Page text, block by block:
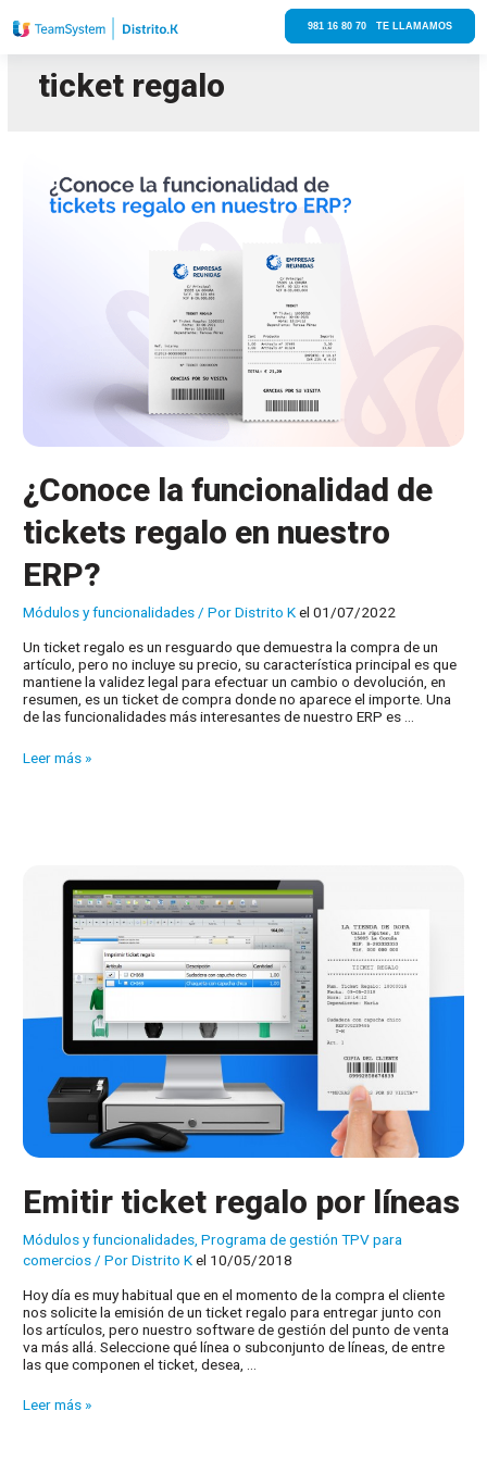
981 16 80 70 TE LLAMAMOS
ticket regalo
¿Conoce la funcionalidad de
tickets regalo en nuestro
ERP?
Módulos y funcionalidades / PorDistrito Kel 01/07/2022
Un ticket regalo es un resguardo que demuestra la compra de un
artículo, pero no incluye su precio, su característica principal es que
mantiene la validez legal para efectuar un cambio o devolución, en
resumen, es un ticket de compra donde no aparece el importe. Una
de las funcionalidades más interesantes de nuestro ERP es …
¿Conoce
nuestro
Leer más »
Emitir ticket regalo por líneas
Módulos y funcionalidades ,Programa de gestión TPV para
comercios / PorDistrito Kel 10/05/2018
Hoy día es muy habitual que en el momento de la compra el cliente
nos solicite la emisión de un ticket regalo para entregar junto con
los artículos, pero nuestro software de gestión del punto de venta
va más allá. Seleccione qué línea o subconjunto de líneas, de entre
las que componen el ticket, desea, …
Emitir
Leer más »